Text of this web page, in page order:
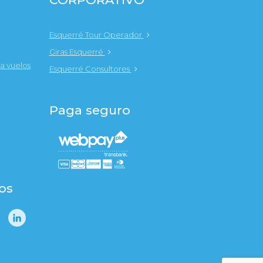
vuelos
Esquerré Tour Operador
Giras Esquerré
Esquerré Consultores
Paga seguro